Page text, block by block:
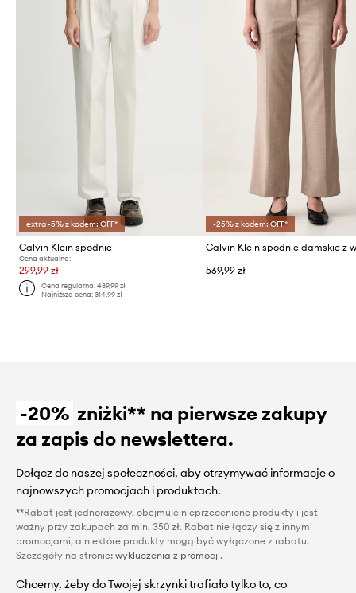
extra -5% z kodem: OFF*
Calvin Klein spodnie
Cena aktualna:
299,99 zł
Cena regularna:489,99 zł
Najniższa cena:314,99 zł
-25% z kodem: OFF*
569,99 zł
-20% zniżki** na pierwsze zakupy
za zapis do newslettera.
Dołącz do naszej społeczności, aby otrzymywać informacje o
najnowszych promocjach i produktach.
**Rabat jest jednorazowy, obejmuje nieprzecenione produkty i jest
ważny przy zakupach za min. 350 zł. Rabat nie łączy się z innymi
promocjami, a niektóre produkty mogą być wyłączone z rabatu.
Szczegóły na stronie: wykluczenia z promocji.
Chcemy, żeby do Twojej skrzynki trafiało tylko to, co